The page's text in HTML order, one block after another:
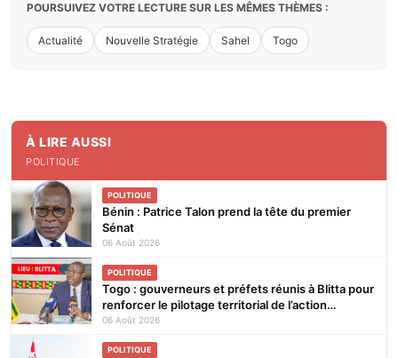
POURSUIVEZ VOTRE LECTURE SUR LES MÊMES THÈMES :
Actualité Nouvelle Stratégie Sahel Togo
À LIRE AUSSI
POLITIQUE
POLITIQUE
Bénin : Patrice Talon prend la tête du premier
Sénat
06 Août 2026
POLITIQUE
Togo : gouverneurs et préfets réunis à Blitta pour
renforcer le pilotage territorial de l’action
publique
06 Août 2026
POLITIQUE